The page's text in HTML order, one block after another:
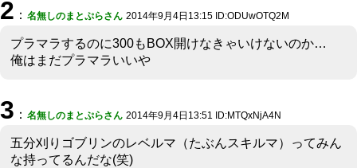
2 ： 名無しのまとぷらさん 2014年9月4日13:15 ID:ODUwOTQ2M
プラマラするのに300もBOX開けなきゃいけないのか…
俺はまだプラマラいいや
3 ： 名無しのまとぷらさん 2014年9月4日13:51 ID:MTQxNjA4N
五分刈りゴブリンのレベルマ（たぶんスキルマ）ってみん
な持ってるんだな(笑)